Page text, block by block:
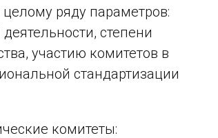
ряду параметров:
степени
участию комитетов в
стандартизации
комитеты: